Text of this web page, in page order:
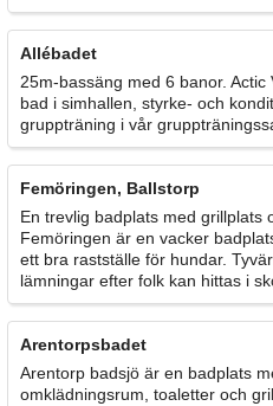
Allébadet
25m-bassäng med 6 banor.
bad i simhallen, styrke- och
gruppträning i vår
Femöringen, Ballstorp
En trevlig badplats med grillplats
Femöringen är en vacker
ett bra rastställe för hundar.
lämningar efter folk kan hittas i
Arentorpsbadet
Arentorp badsjö är en badplats
omklädningsrum, toaletter och